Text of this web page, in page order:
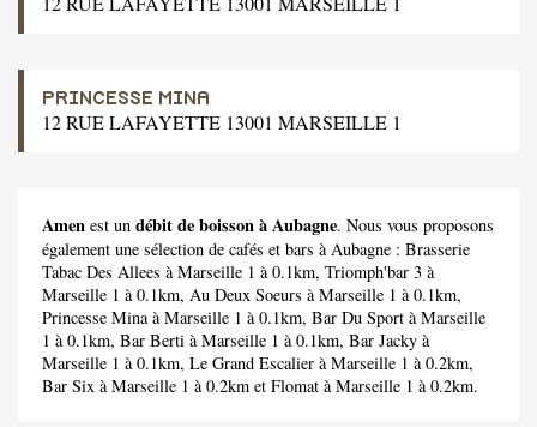
PRINCESSE MINA
12 RUE LAFAYETTE 13001 MARSEILLE 1
Amen est un débit de boisson à Aubagne. Nous vous proposons
également une sélection de cafés et bars à Aubagne : Brasserie
Tabac Des Allees à Marseille 1 à 0.1km, Triomph'bar 3 à
Marseille 1 à 0.1km, Au Deux Soeurs à Marseille 1 à 0.1km,
Princesse Minaà Marseille 1 à 0.1km, Bar Du Sport à Marseille
1 à 0.1km, Bar Berti à Marseille 1 à 0.1km, Bar Jacky à
Marseille 1 à 0.1km, Le Grand Escalier à Marseille 1 à 0.2km,
Bar Six à Marseille 1 à 0.2km et Flomat à Marseille 1 à 0.2km.